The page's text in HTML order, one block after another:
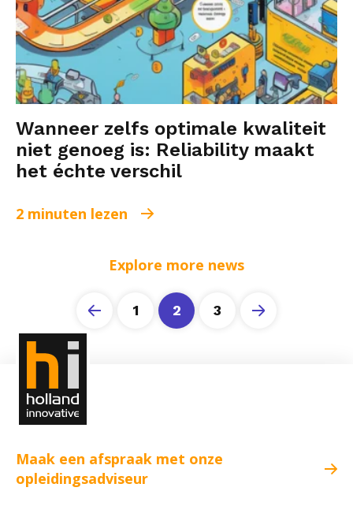
Wanneer zelfs optimale kwaliteit
niet genoeg is: Reliability maakt
het échte verschil
2 minuten lezen
Explore more news
1 2 3
Maak een afspraak met onze
opleidingsadviseur